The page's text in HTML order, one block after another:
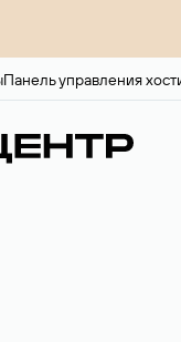
Панель управления